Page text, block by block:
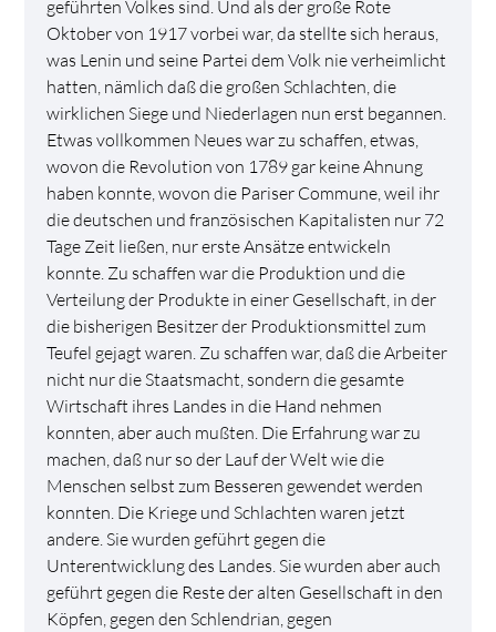
geführten Volkes sind. Und als der große Rote
Oktober von 1917 vorbei war, da stellte sich heraus,
was Lenin und seine Partei dem Volk nie verheimlicht
hatten, nämlich daß die großen Schlachten, die
wirklichen Siege und Niederlagen nun erst begannen.
Etwas vollkommen Neues war zu schaffen, etwas,
wovon die Revolution von 1789 gar keine Ahnung
haben konnte, wovon die Pariser Commune, weil ihr
die deutschen und französischen Kapitalisten nur 72
Tage Zeit ließen, nur erste Ansätze entwickeln
konnte. Zu schaffen war die Produktion und die
Verteilung der Produkte in einer Gesellschaft, in der
die bisherigen Besitzer der Produktionsmittel zum
Teufel gejagt waren. Zu schaffen war, daß die Arbeiter
nicht nur die Staatsmacht, sondern die gesamte
Wirtschaft ihres Landes in die Hand nehmen
konnten, aber auch mußten. Die Erfahrung war zu
machen, daß nur so der Lauf der Welt wie die
Menschen selbst zum Besseren gewendet werden
konnten. Die Kriege und Schlachten waren jetzt
andere. Sie wurden geführt gegen die
Unterentwicklung des Landes. Sie wurden aber auch
geführt gegen die Reste der alten Gesellschaft in den
Köpfen, gegen den Schlendrian, gegen